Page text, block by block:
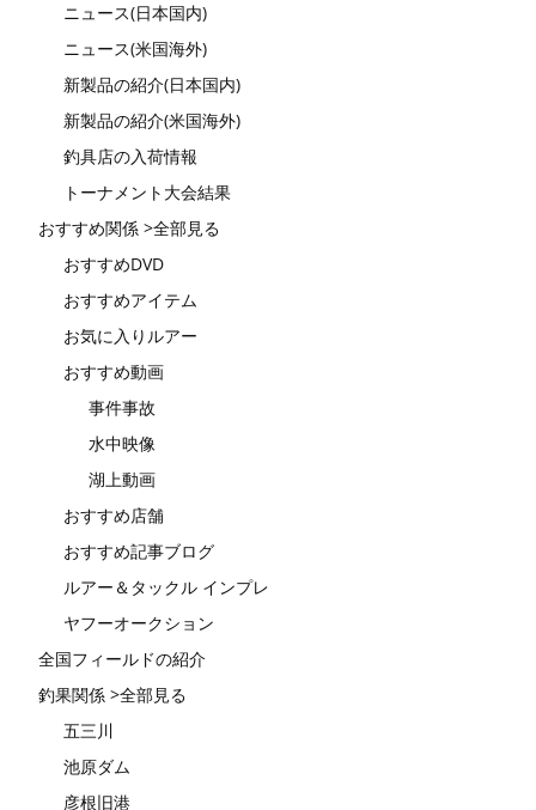
ニュース(日本国内)
ニュース(米国海外)
新製品の紹介(日本国内)
新製品の紹介(米国海外)
釣具店の入荷情報
トーナメント大会結果
おすすめ関係 >全部見る
おすすめDVD
おすすめアイテム
お気に入りルアー
おすすめ動画
事件事故
水中映像
湖上動画
おすすめ店舗
おすすめ記事ブログ
ルアー＆タックル インプレ
ヤフーオークション
全国フィールドの紹介
釣果関係 >全部見る
五三川
池原ダム
彦根旧港